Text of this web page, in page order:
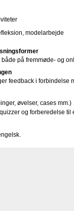
modelarbejde
på fremmøde- og
feedback i forbindelse
øvelser, cases mm.)
og forberedelse til